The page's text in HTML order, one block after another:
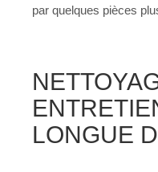
par quelques pièces
LONGUE